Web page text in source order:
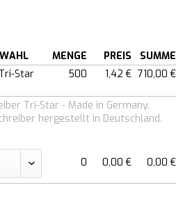
MENGE PREIS
SUMME
Star
500 1,42 € 710,00 €
Tri-Star - Made in Germany.
hergestellt in Deutschland.
0
0,00 € 0,00 €